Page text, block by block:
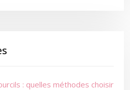
: quelles méthodes choisir